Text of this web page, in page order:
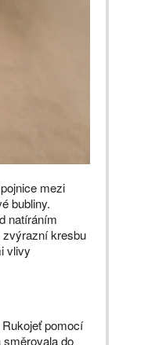
mezi
bubliny.
natíráním
zvýrazní kresbu
vlivy
pomocí
do